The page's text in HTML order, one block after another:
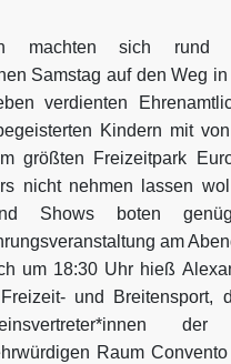
machten sich rund
Samstag auf den Weg
verdienten
Kindern mit
größten Freizeitpark
nicht nehmen lassen
Shows boten
am
um 18:30 Uhr hieß
und Breitensport,
Raum